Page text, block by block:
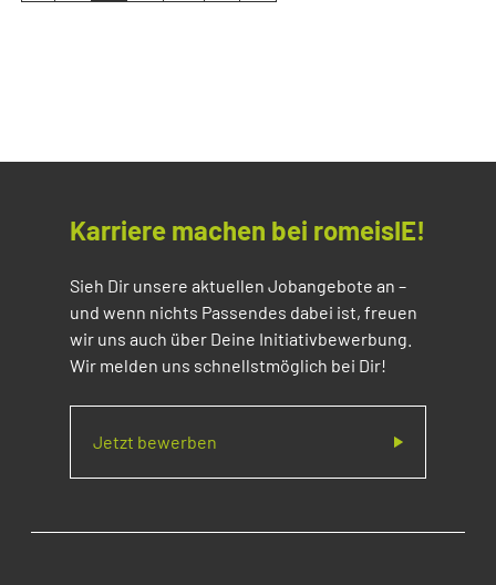
Karriere machen bei romeisIE!
Sieh Dir unsere aktuellen Jobangebote an –
und wenn nichts Passendes dabei ist, freuen
wir uns auch über Deine Initiativbewerbung.
Wir melden uns schnellstmöglich bei Dir!
Jetzt bewerben